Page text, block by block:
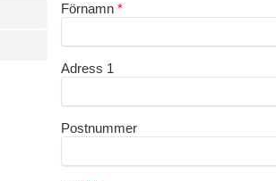
Förnamn
Adress 1
Postnummer